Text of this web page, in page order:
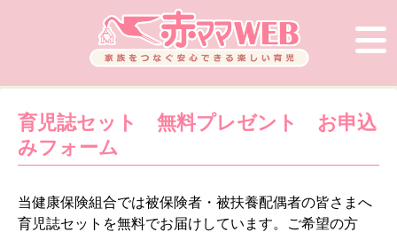
育児誌セット 無料プレゼント お申込
みフォーム
当健康保険組合では被保険者・被扶養配偶者の皆さまへ
育児誌セットを無料でお届けしています。ご希望の方